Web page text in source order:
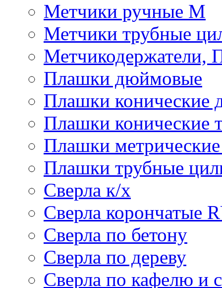
Метчики ручные М
Метчики трубные
Метчикодержатели,
Плашки дюймовые
Плашки
Плашки конические
Плашки
Плашки трубные
Сверла к/х
Сверла корончатые
Сверла по бетону
Сверла по дереву
Сверла по кафелю и